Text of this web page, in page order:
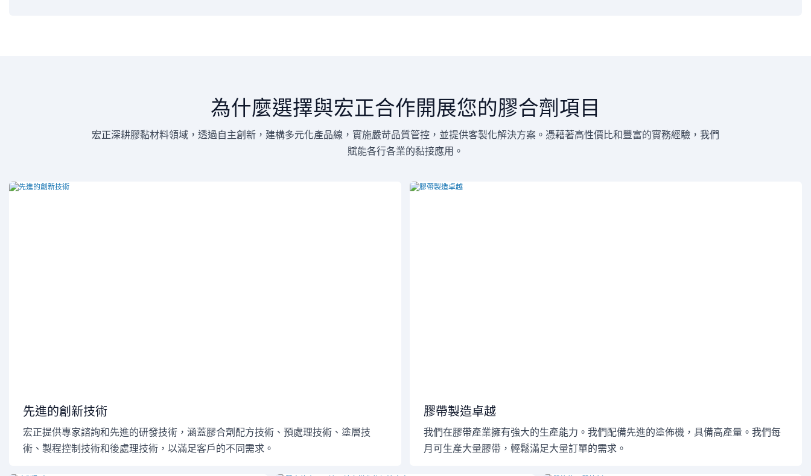
為什麼選擇與宏正合作開展您的膠合劑項目
宏正深耕膠黏材料領域，透過自主創新，建構多元化產品線，實施嚴苛品質管控，並提供客製化解決方案。憑藉著高性價比和豐富的實務經驗，我們
賦能各行各業的黏接應用。
先進的創新技術
宏正提供專家諮詢和先進的研發技術，涵蓋膠合劑配方技術、預處理技術、塗層技
術、製程控制技術和後處理技術，以滿足客戶的不同需求。
膠帶製造卓越
我們在膠帶產業擁有強大的生產能力。我們配備先進的塗佈機，具備高產量。我們每
月可生產大量膠帶，輕鬆滿足大量訂單的需求。